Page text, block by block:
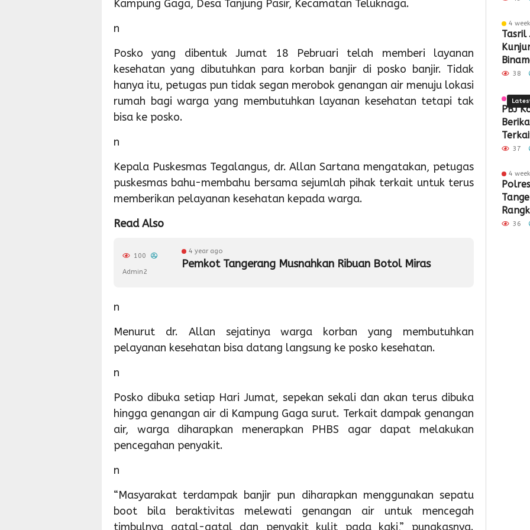
Kampung Gaga, Desa Tanjung Pasir, Kecamatan Teluknaga.
n
Posko yang dibentuk Jumat 18 Pebruari telah memberi layanan
kesehatan yang dibutuhkan para korban banjir di posko banjir. Tidak
hanya itu, petugas pun tidak segan merobok genangan air menuju lokasi
rumah bagi warga yang membutuhkan layanan kesehatan tetapi tak
bisa ke posko.
n
Kepala Puskesmas Tegalangus, dr. Allan Sartana mengatakan, petugas
puskesmas bahu-membahu bersama sejumlah pihak terkait untuk terus
memberikan pelayanan kesehatan kepada warga.
Read Also
4 year ago
Pemkot Tangerang Musnahkan Ribuan Botol Miras
100
Admin2
n
Menurut dr. Allan sejatinya warga korban yang membutuhkan
pelayanan kesehatan bisa datang langsung ke posko kesehatan.
n
Posko dibuka setiap Hari Jumat, sepekan sekali dan akan terus dibuka
hingga genangan air di Kampung Gaga surut. Terkait dampak genangan
air, warga diharapkan menerapkan PHBS agar dapat melakukan
pencegahan penyakit.
n
“Masyarakat terdampak banjir pun diharapkan menggunakan sepatu
boot bila beraktivitas melewati genangan air untuk mencegah
timbulnya gatal-gatal dan penyakit kulit pada kaki,” pungkasnya.
Sampah
Berbasis
ASI
PTSL,
dan
PTKL
RI
18
hour ago
Pemkot
Tangsel
Perkuat
18
hour ago
Pemkot
18
hour
Intan
Tinjau
4
Tasril
38
3
PBJ
37
4
Kritik
36